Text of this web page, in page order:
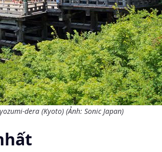
dera (Kyoto) (Ảnh: Sonic Japan)